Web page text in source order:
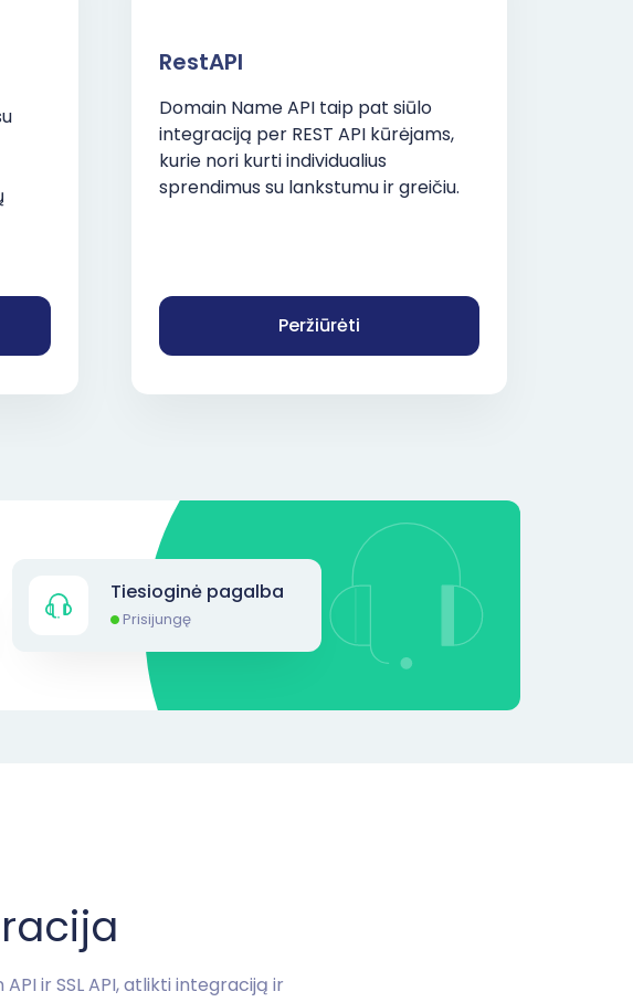
RestAPI
Domain Name API taip pat siūlo
integraciją per REST API kūrėjams,
kurie nori kurti individualius
sprendimus su lankstumu ir greičiu.
Peržiūrėti
Tiesioginė pagalba
Prisijungę
ir SSL API, atlikti integraciją ir